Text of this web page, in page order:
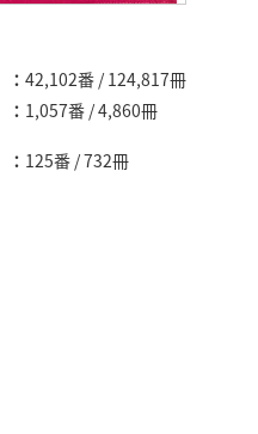
42,102番 / 124,817冊
1,057番 / 4,860冊
125番 / 732冊